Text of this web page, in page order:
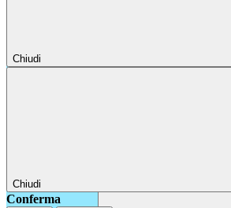
Chiudi
Chiudi
Conferma